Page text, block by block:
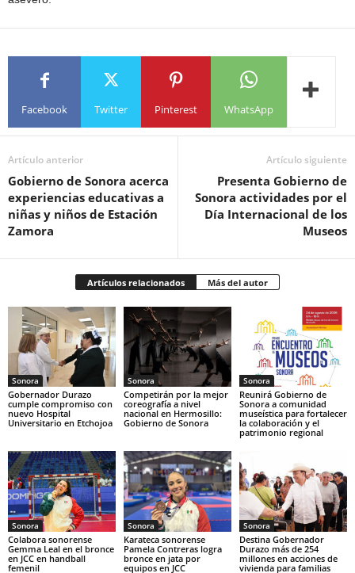
Facebook Twitter Pinterest WhatsApp
Artículo anterior
Gobierno de Sonora acerca
experiencias educativas a
niñas y niños de Estación
Zamora
Artículo siguiente
Presenta Gobierno de
Sonora actividades por el
Día Internacional de los
Museos
Artículos relacionados Más del autor
Sonora
Gobernador Durazo
cumple compromiso con
nuevo Hospital
Universitario en Etchojoa
Sonora
Competirán por la mejor
coreografía a nivel
nacional en Hermosillo:
Gobierno de Sonora
Sonora
Reunirá Gobierno de
Sonora a comunidad
museística para fortalecer
la colaboración y el
patrimonio regional
Sonora
Colabora sonorense
Gemma Leal en el bronce
en JCC en handball
femenil
Sonora
Karateca sonorense
Pamela Contreras logra
bronce en jata por
equipos en JCC
Sonora
Destina Gobernador
Durazo más de 254
millones en acciones de
vivienda para familias